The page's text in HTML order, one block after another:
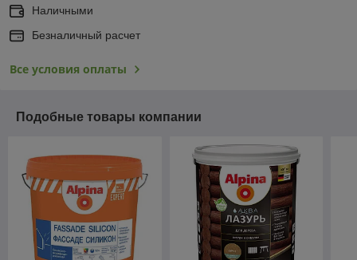
Наличными
Безналичный расчет
Все условия оплаты
Подобные товары компании